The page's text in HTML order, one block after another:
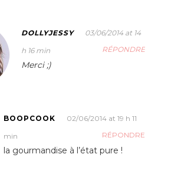
DOLLYJESSY
03/06/2014 at 14
h 16 min
RÉPONDRE
Merci ;)
BOOPCOOK
02/06/2014 at 19 h 11
min
RÉPONDRE
la gourmandise à l’état pure !